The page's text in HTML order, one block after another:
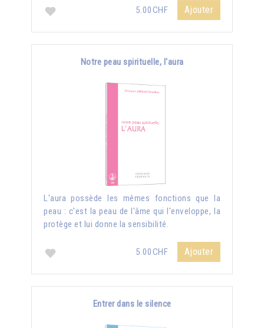
5.00CHF Ajouter
Notre peau spirituelle, l'aura
L'aura possède les mêmes fonctions que la
peau : c'est la peau de l'âme qui l'enveloppe, la
protège et lui donne la sensibilité.
5.00CHF Ajouter
Entrer dans le silence